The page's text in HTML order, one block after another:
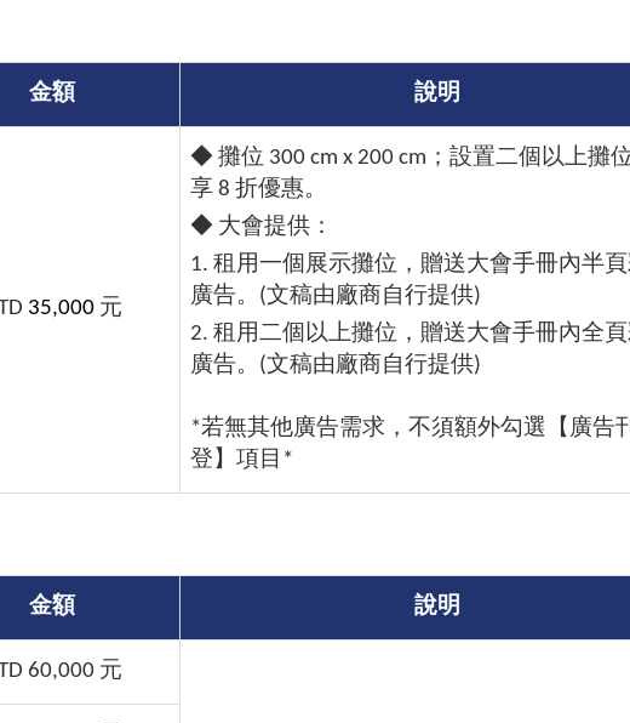
金額 說明
35,000元
◆ 攤位 300 cm x 200 cm；設置二個以上攤
享 8 折優惠。
◆ 大會提供：
1. 租用一個展示攤位，贈送大會手冊內半
廣告。(文稿由廠商自行提供)
2. 租用二個以上攤位，贈送大會手冊內全
廣告。(文稿由廠商自行提供)
*若無其他廣告需求，不須額外勾選【廣告
登】項目*
金額 說明
60,000 元